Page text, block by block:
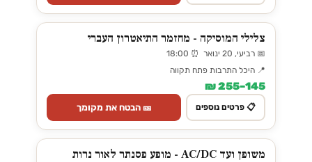
צלילי המוסיקה - מחזמר התיאטרון העברי
📅 רביעי, 20 ינואר ⏰ 18:00
📍 היכל התרבות פתח תקווה
145–255 ₪
📋 פרטים נוספים 🎫 הבטח את מקומך
משופן ועד AC/DC - מופע פסנתר לאור נרות